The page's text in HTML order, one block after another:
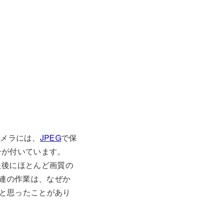
ラには、 JPEGで保
付いています。
にほとんど画質の
の作業は、なぜか
思ったことがあり